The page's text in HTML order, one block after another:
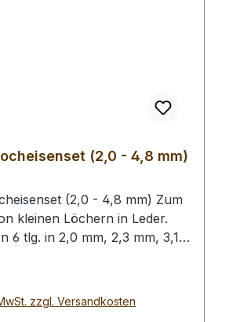
(2,0 - 4,8 mm)
(2,0 - 4,8 mm) Zum
kleinen Löchern in Leder.
6 tlg. in 2,0 mm, 2,3 mm, 3,1
zum Schlagen unbedingt
Hammer (keinen
und eine geeignete
zzgl. Versandkosten